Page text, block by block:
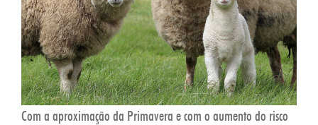
Com a aproximação da Primavera e com o aumento do risco